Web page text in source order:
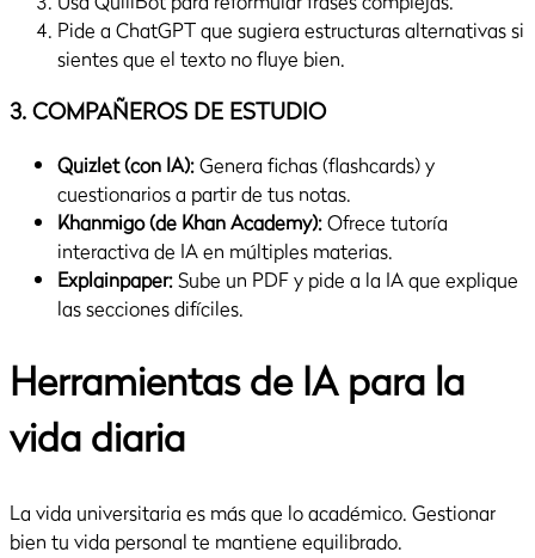
Pide a ChatGPT que sugiera estructuras alternativas si
sientes que el texto no fluye bien.
3. COMPAÑEROS DE ESTUDIO
Quizlet (con IA):Genera fichas (flashcards) y
cuestionarios a partir de tus notas.
Khanmigo (de Khan Academy):Ofrece tutoría
interactiva de IA en múltiples materias.
Explainpaper:Sube un PDF y pide a la IA que explique
las secciones difíciles.
Herramientas de IA para la
vida diaria
La vida universitaria es más que lo académico. Gestionar
bien tu vida personal te mantiene equilibrado.